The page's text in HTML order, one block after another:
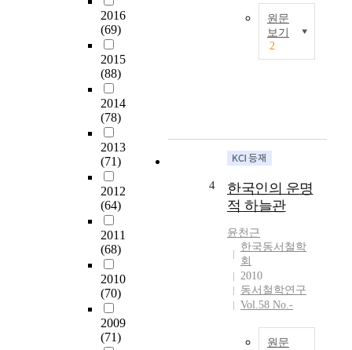
2016
(69)
2015
(88)
2014
(78)
2013
(71)
2012
(64)
2011
(68)
2010
(70)
2009
(71)
e
원문
보기
2
4
한국인의 운명
적 하늘관
윤천근
한국동서철학
회
2010
동서철학연구
Vol.58 No.-
원문